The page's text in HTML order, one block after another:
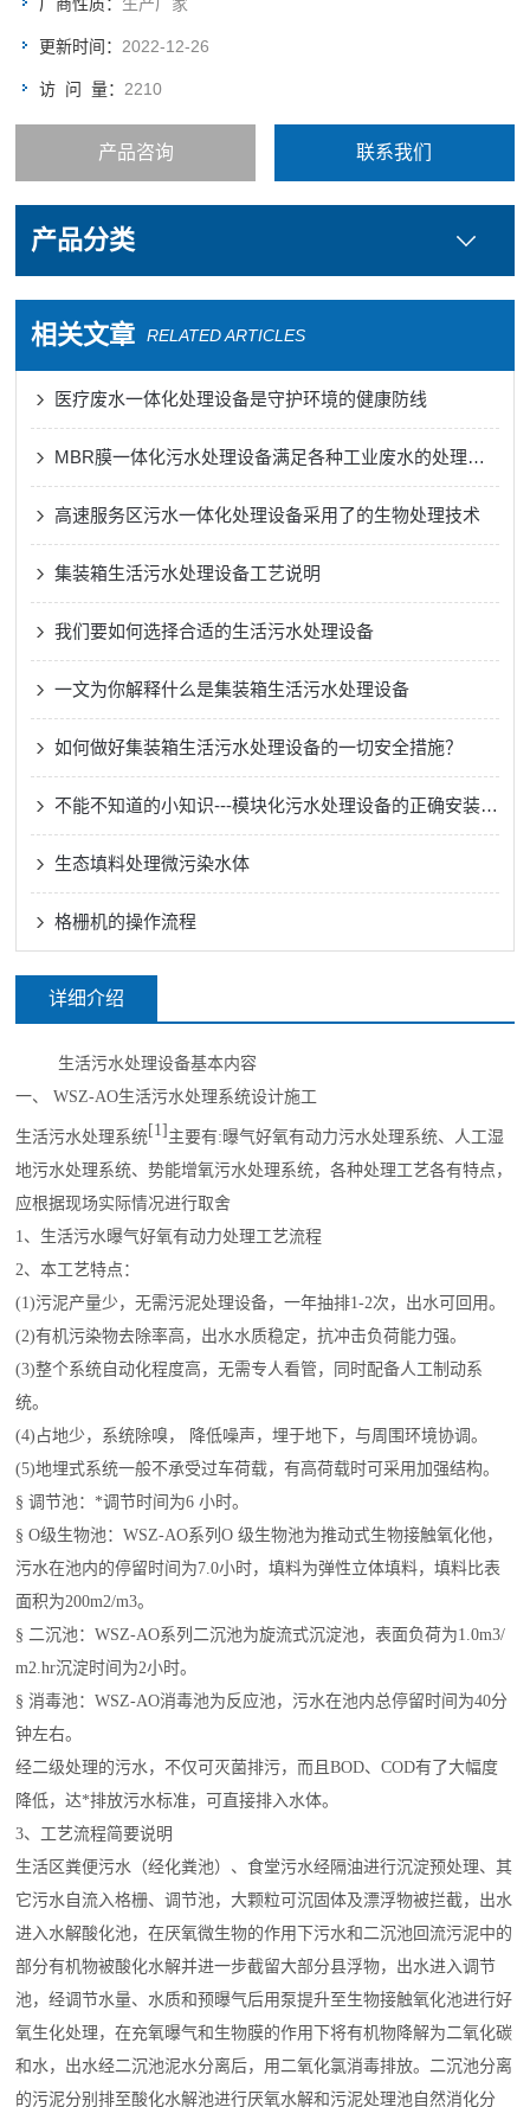
更新时间： 2022-12-26
访 问 量： 2210
产品咨询 联系我们
产品分类
相关文章 RELATED ARTICLES
医疗废水一体化处理设备是守护环境的健康防线
MBR膜一体化污水处理设备满足各种工业废水的处理需求
高速服务区污水一体化处理设备采用了的生物处理技术
集装箱生活污水处理设备工艺说明
我们要如何选择合适的生活污水处理设备
一文为你解释什么是集装箱生活污水处理设备
如何做好集装箱生活污水处理设备的一切安全措施？
不能不知道的小知识---模块化污水处理设备的正确安装方法
生态填料处理微污染水体
格栅机的操作流程
详细介绍
生活污水处理设备基本内容
一、 WSZ-AO生活污水处理系统设计施工
生活污水处理系统[1] 主要有:曝气好氧有动力污水处理系统、人工湿
地污水处理系统、势能增氧污水处理系统，各种处理工艺各有特点，
应根据现场实际情况进行取舍
1、生活污水曝气好氧有动力处理工艺流程
2、本工艺特点：
(1)污泥产量少，无需污泥处理设备，一年抽排1-2次，出水可回用。
(2)有机污染物去除率高，出水水质稳定，抗冲击负荷能力强。
(3)整个系统自动化程度高，无需专人看管，同时配备人工制动系
统。
(4)占地少，系统除嗅， 降低噪声，埋于地下，与周围环境协调。
(5)地埋式系统一般不承受过车荷载，有高荷载时可采用加强结构。
§ 调节池：*调节时间为6 小时。
§ O级生物池：WSZ-AO系列O 级生物池为推动式生物接触氧化他，
污水在池内的停留时间为7.0小时，填料为弹性立体填料，填料比表
面积为200m2/m3。
§ 二沉池：WSZ-AO系列二沉池为旋流式沉淀池，表面负荷为1.0m3/
m2.hr沉淀时间为2小时。
§ 消毒池：WSZ-AO消毒池为反应池，污水在池内总停留时间为40分
钟左右。
经二级处理的污水，不仅可灭菌排污，而且BOD、COD有了大幅度
降低，达*排放污水标准，可直接排入水体。
3、工艺流程简要说明
生活区粪便污水（经化粪池）、食堂污水经隔油进行沉淀预处理、其
它污水自流入格栅、调节池，大颗粒可沉固体及漂浮物被拦截，出水
进入水解酸化池，在厌氧微生物的作用下污水和二沉池回流污泥中的
部分有机物被酸化水解并进一步截留大部分县浮物，出水进入调节
池，经调节水量、水质和预曝气后用泵提升至生物接触氧化池进行好
氧生化处理，在充氧曝气和生物膜的作用下将有机物降解为二氧化碳
和水，出水经二沉池泥水分离后，用二氧化氯消毒排放。二沉池分离
的污泥分别排至酸化水解池进行厌氧水解和污泥处理池自然消化分